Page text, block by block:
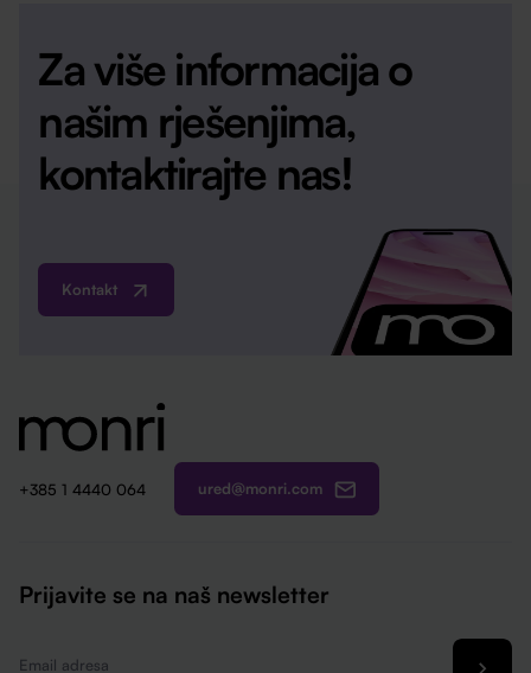
Za više informacija o
našim rješenjima,
kontaktirajte nas!
Kontakt
+385 1 4440 064 ured@monri.com
Prijavite se na naš newsletter